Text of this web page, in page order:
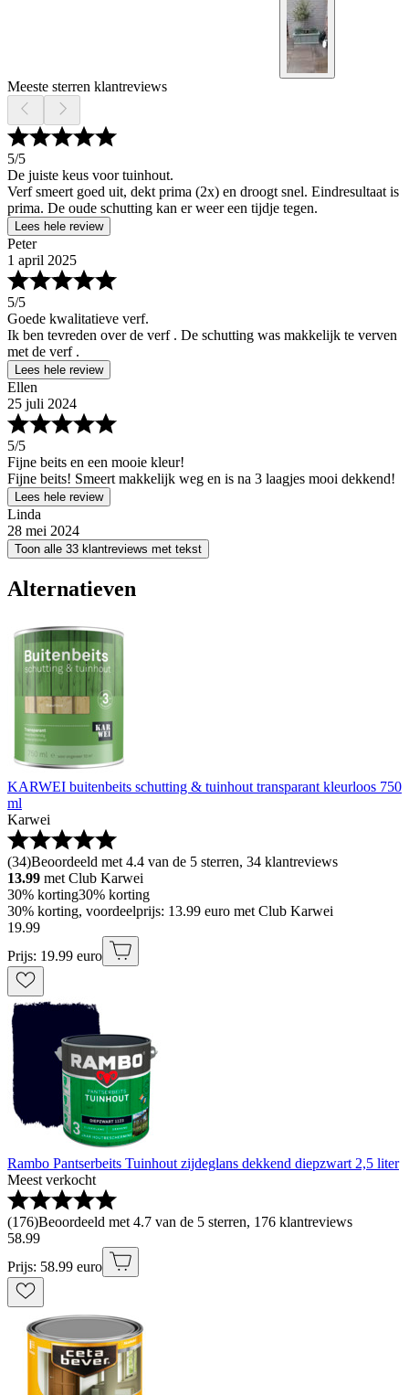
Meeste sterren klantreviews
5/5
De juiste keus voor tuinhout.
Verf smeert goed uit, dekt prima (2x) en droogt snel. Eindresultaat is
prima. De oude schutting kan er weer een tijdje tegen.
Lees hele review
Peter
1 april 2025
5/5
Goede kwalitatieve verf.
Ik ben tevreden over de verf . De schutting was makkelijk te verven
met de verf .
Lees hele review
Ellen
25 juli 2024
5/5
Fijne beits en een mooie kleur!
Fijne beits! Smeert makkelijk weg en is na 3 laagjes mooi dekkend!
Lees hele review
Linda
28 mei 2024
Toon alle 33 klantreviews met tekst
Alternatieven
KARWEI buitenbeits schutting & tuinhout transparant kleurloos 750
ml
Karwei
(34)Beoordeeld met 4.4 van de 5 sterren, 34 klantreviews
13.99 met Club Karwei
30% korting30% korting
30% korting, voordeelprijs: 13.99 euro met Club Karwei
19.99
Prijs: 19.99 euro
Rambo Pantserbeits Tuinhout zijdeglans dekkend diepzwart 2,5 liter
Meest verkocht
(176)Beoordeeld met 4.7 van de 5 sterren, 176 klantreviews
58.99
Prijs: 58.99 euro